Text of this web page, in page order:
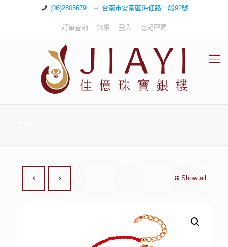
(06)2805679 台南市安南區海佃路一段92號
訂單查詢 結帳 登入 忘記密碼
Show all